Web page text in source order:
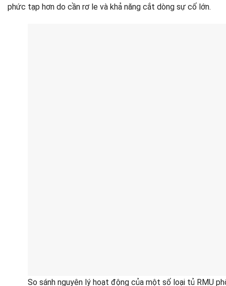
phức tạp hơn do cần rơ le và khả năng cắt dòng sự cố lớn.
So sánh nguyên lý hoạt động của một số loại tủ RMU